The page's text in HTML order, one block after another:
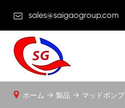
sales@saigaogroup.com
ホーム 製品 マッドポンプ